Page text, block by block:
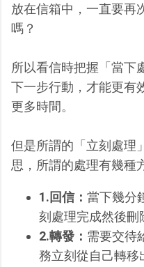
放在信箱中，一直要再
嗎？
所以看信時把握「當下
下一步行動，才能更有
更多時間。
但是所謂的「立刻處理
思，所謂的處理有幾種
1.回信： 當下幾分
刻處理完成然後刪
2.轉發： 需要交待
務立刻從自己轉移